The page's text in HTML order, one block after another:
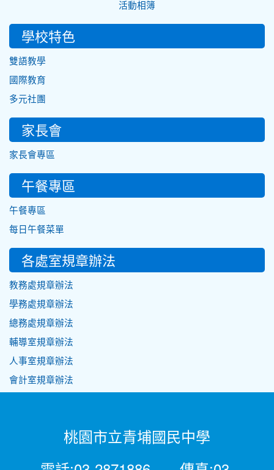
活動相簿
學校特色
雙語教學
國際教育
多元社團
家長會
家長會專區
午餐專區
午餐專區
每日午餐菜單
各處室規章辦法
教務處規章辦法
學務處規章辦法
總務處規章辦法
輔導室規章辦法
人事室規章辦法
會計室規章辦法
桃園市立青埔國民中學